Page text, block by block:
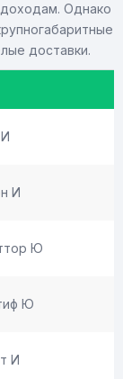
Однако
доставки.
И
Ю
Ю
И